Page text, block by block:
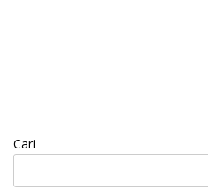
Cari